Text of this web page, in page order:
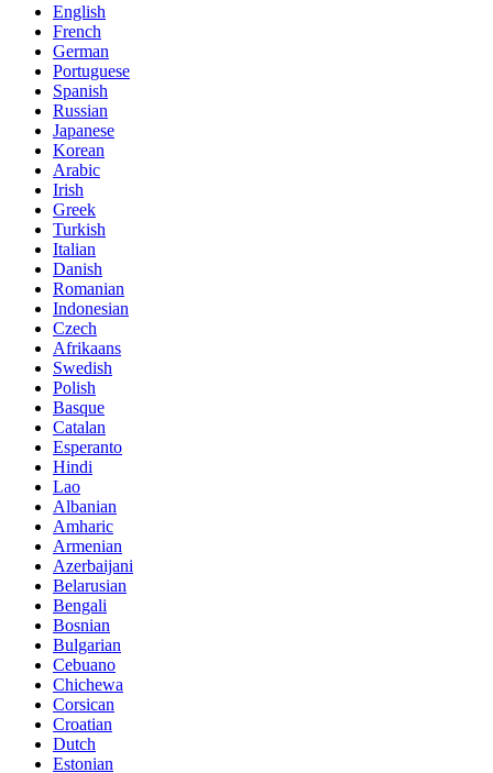
English
French
German
Portuguese
Spanish
Russian
Japanese
Korean
Arabic
Irish
Greek
Turkish
Italian
Danish
Romanian
Indonesian
Czech
Afrikaans
Swedish
Polish
Basque
Catalan
Esperanto
Hindi
Lao
Albanian
Amharic
Armenian
Azerbaijani
Belarusian
Bengali
Bosnian
Bulgarian
Cebuano
Chichewa
Corsican
Croatian
Dutch
Estonian